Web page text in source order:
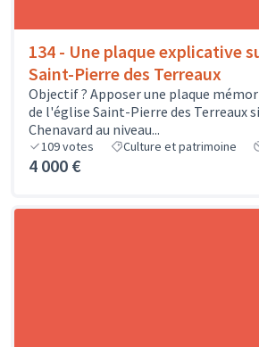
134 - Une plaque explicative
Saint-Pierre des Terreaux
Objectif ? Apposer une plaque
de l'église Saint-Pierre des Terreaux
Chenavard au niveau...
109votes Culture et patrimoine
4 000 €